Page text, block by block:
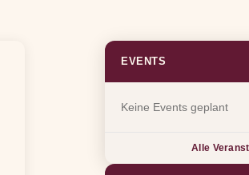
EVENTS
Keine Events geplant
Alle